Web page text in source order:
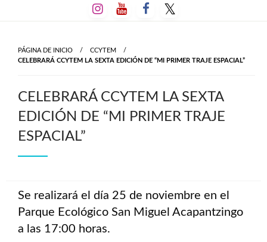
al
PÁGINA DE INICIO
CCYTEM
CELEBRARÁ CCYTEM LA SEXTA EDICIÓN DE “MI PRIMER TRAJE ESPACIAL”
CELEBRARÁ CCYTEM LA SEXTA
EDICIÓN DE “MI PRIMER TRAJE
ESPACIAL”
Se realizará el día 25 de noviembre en el
Parque Ecológico San Miguel Acapantzingo
a las 17:00 horas.